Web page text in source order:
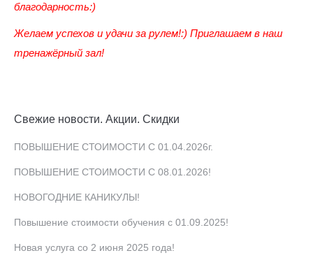
благодарность:)
Желаем успехов и удачи за рулем!:) Приглашаем в наш
тренажёрный зал!
Свежие новости. Акции. Скидки
ПОВЫШЕНИЕ СТОИМОСТИ С 01.04.2026г.
ПОВЫШЕНИЕ СТОИМОСТИ С 08.01.2026!
НОВОГОДНИЕ КАНИКУЛЫ!
Повышение стоимости обучения с 01.09.2025!
Новая услуга со 2 июня 2025 года!